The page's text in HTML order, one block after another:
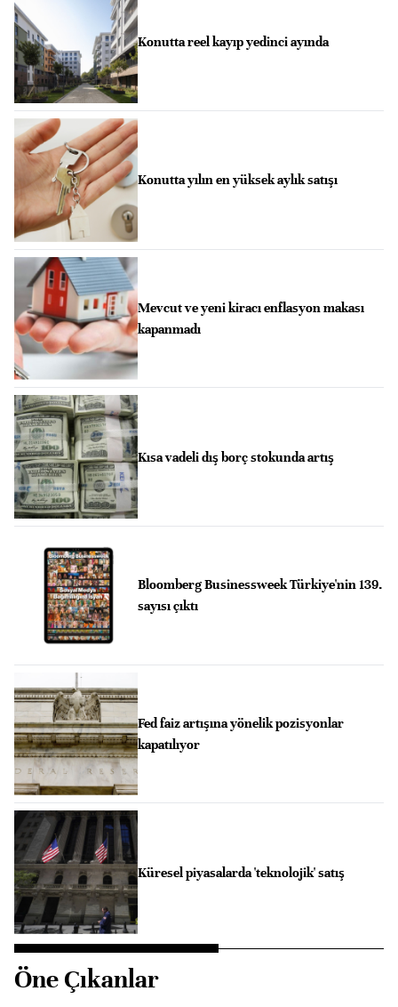
Konutta reel kayıp yedinci ayında
Konutta yılın en yüksek aylık satışı
Mevcut ve yeni kiracı enflasyon makası
kapanmadı
Kısa vadeli dış borç stokunda artış
Bloomberg Businessweek Türkiye'nin 139.
sayısı çıktı
Fed faiz artışına yönelik pozisyonlar
kapatılıyor
Küresel piyasalarda 'teknolojik' satış
Öne Çıkanlar